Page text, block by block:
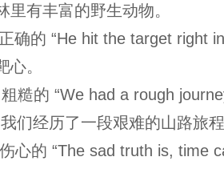
里有丰富的野生动物。
确的 “He hit the target right
心。
糙的 “We had a rough
们经历了一段艰难的山路旅
心的 “The sad truth is, time